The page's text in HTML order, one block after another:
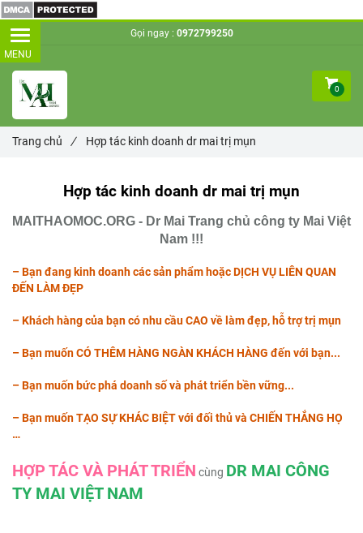
Hợp tác kinh doanh dr mai trị mụn
MAITHAOMOC.ORG - Dr Mai Trang chủ công ty Mai Việt
Nam !!!
– Bạn đang kinh doanh các sản phẩm hoặc DỊCH VỤ LIÊN QUAN
ĐẾN LÀM ĐẸP
– Khách hàng của bạn có nhu cầu CAO về làm đẹp, hỗ trợ trị mụn
– Bạn muốn CÓ THÊM HÀNG NGÀN KHÁCH HÀNG đến với bạn...
– Bạn muốn bức phá doanh số và phát triển bền vững...
– Bạn muốn TẠO SỰ KHÁC BIỆT với đối thủ và CHIẾN THẮNG HỌ
…
HỢP TÁC VÀ PHÁT TRIỂN cùng DR MAI CÔNG
TY MAI VIỆT NAM
Trang chủ / Hợp tác kinh doanh dr mai trị mụn
Gọi ngay : 0972799250
0